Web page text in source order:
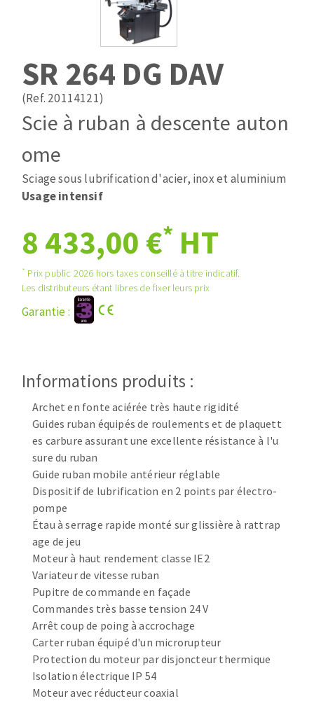
Pose des joints
Fraises carbure
Fers et plaquettes
Lames de scie à ruban
ABRASIFS APPLIQUÉS
Disques auto-agrippant
Patins
Disques fibre et papier
Bandes abrasives
Eponges abrasive
Plateaux supports
Disques abrasifs agglomérés
Meules d'ébarbage
TRAITEMENT DE SURFACE
Disques à lamelles
Disque intissé
Meules sur tige
Meules de tourets
Feutres à polir
Bandes sans fin
Rouleaux d'atelier
NETTOYAGE
Aspirateurs
MACHINES POUR LE TRAVAIL DU MÉTAL
Tronçonneuses
Scies à ruban
Perceuses
Perceuses magnétiques
Affuteurs de forets
Tourets
Ponceuses
Tours à métaux
Tables
OUTILS COUPANTS
Fraises scies
Rubans
Fraise HSS
SR 264 DG DAV
(Ref. 20114121)
Scie à ruban à descente auton
ome
Sciage sous lubrification d'acier, inox et aluminium
Usage intensif
8 433,00 €* HT
* Prix public 2026 hors taxes conseillé à titre indicatif.
Les distributeurs étant libres de fixer leurs prix
Garantie :
Informations produits :
Archet en fonte aciérée très haute rigidité
Guides ruban équipés de roulements et de plaquett
es carbure assurant une excellente résistance à l'u
sure du ruban
Guide ruban mobile antérieur réglable
Dispositif de lubrification en 2 points par électro-
pompe
Étau à serrage rapide monté sur glissière à rattrap
age de jeu
Moteur à haut rendement classe IE2
Variateur de vitesse ruban
Pupitre de commande en façade
Commandes très basse tension 24 V
Arrêt coup de poing à accrochage
Carter ruban équipé d'un microrupteur
Protection du moteur par disjoncteur thermique
Isolation électrique IP 54
Moteur avec réducteur coaxial